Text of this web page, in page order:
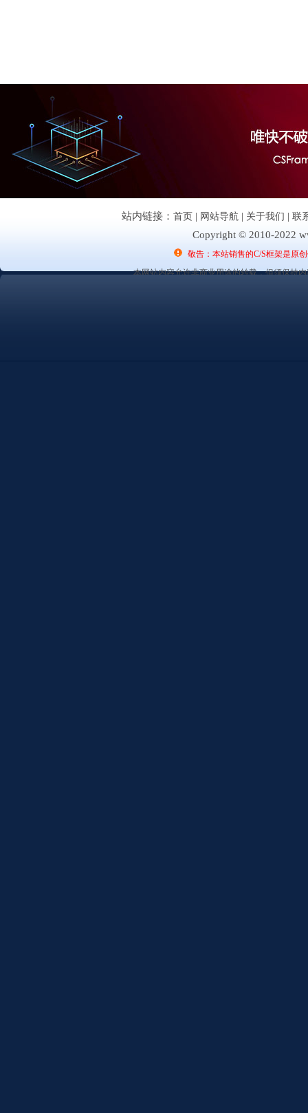
站内链接： 首页 | 网站导航 | 关于我们 | 联
Copyright © 2010-2022
敬告：本站销售的C/S框架是原
本网站内容允许非商业用途的转载，但须保持